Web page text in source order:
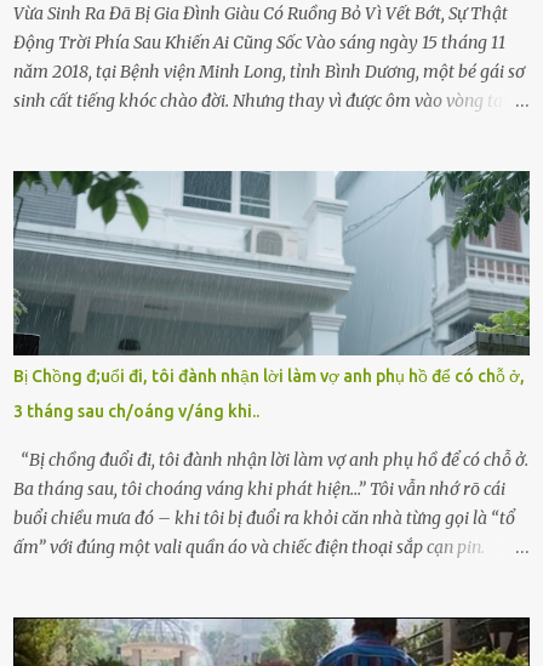
Vừa Sinh Ra Đã Bị Gia Đình Giàu Có Ruồng Bỏ Vì Vết Bớt, Sự Thật
Động Trời Phía Sau Khiến Ai Cũng Sốc Vào sáng ngày 15 tháng 11
năm 2018, tại Bệnh viện Minh Long, tỉnh Bình Dương, một bé gái sơ
sinh cất tiếng khóc chào đời. Nhưng thay vì được ôm vào vòng tay
hảo, địa vị cao sang của ông Trần Quốc Tùng xem như điềm gở. Ông
Tùng, một doanh nhân quyền lực có tiếng ở Bình Dương, cùng vợ là
bà Đỗ Thị Nga, lập tức ra quyết định nhẫn tâm: bỏ lại đứa trẻ. Họ
viện cớ “không đủ khả năng nuôi dưỡng” và ký vào giấy từ chối
quyền giám hộ, yêu cầu bệnh viện xử lý bé như một trường hợp bị
bỏ rơi. Trong khi ấy, con gái ruột của họ – Trần Lệ Mi – vẫn đang
mê man sau sinh, hoàn toàn không hay biết chuyện gì xảy ra.
Thiếu úy Nguyễn Thị Mai, một nữ cảnh sát công tác tại địa phương,
tình cờ chứng kiến giây phút bé bị đưa đi trong lặng lẽ. Nét mặt đỏ
hỏn, bàn tay bé xíu co quắp, ...
Bị Chồng đ;uổi đi, tôi đành nhận lời làm vợ anh phụ hồ để có chỗ ở,
3 tháng sau ch/oáng v/áng khi..
“Bị chồng đuổi đi, tôi đành nhận lời làm vợ anh phụ hồ để có chỗ ở.
Ba tháng sau, tôi choáng váng khi phát hiện…” Tôi vẫn nhớ rõ cái
buổi chiều mưa đó – khi tôi bị đuổi ra khỏi căn nhà từng gọi là “tổ
ấm” với đúng một vali quần áo và chiếc điện thoại sắp cạn pin.
cưới cô để có con. Không phải để nuôi một cái thân bất tài chỉ biết